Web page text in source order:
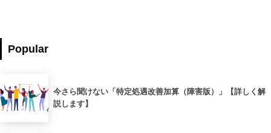
Popular
今さら聞けない「特定処遇改善加算（障害版）」【詳しく解
説します】